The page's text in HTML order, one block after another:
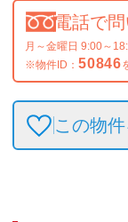
電話で
月～金曜日 9:00～
※物件ID： 50846
この物